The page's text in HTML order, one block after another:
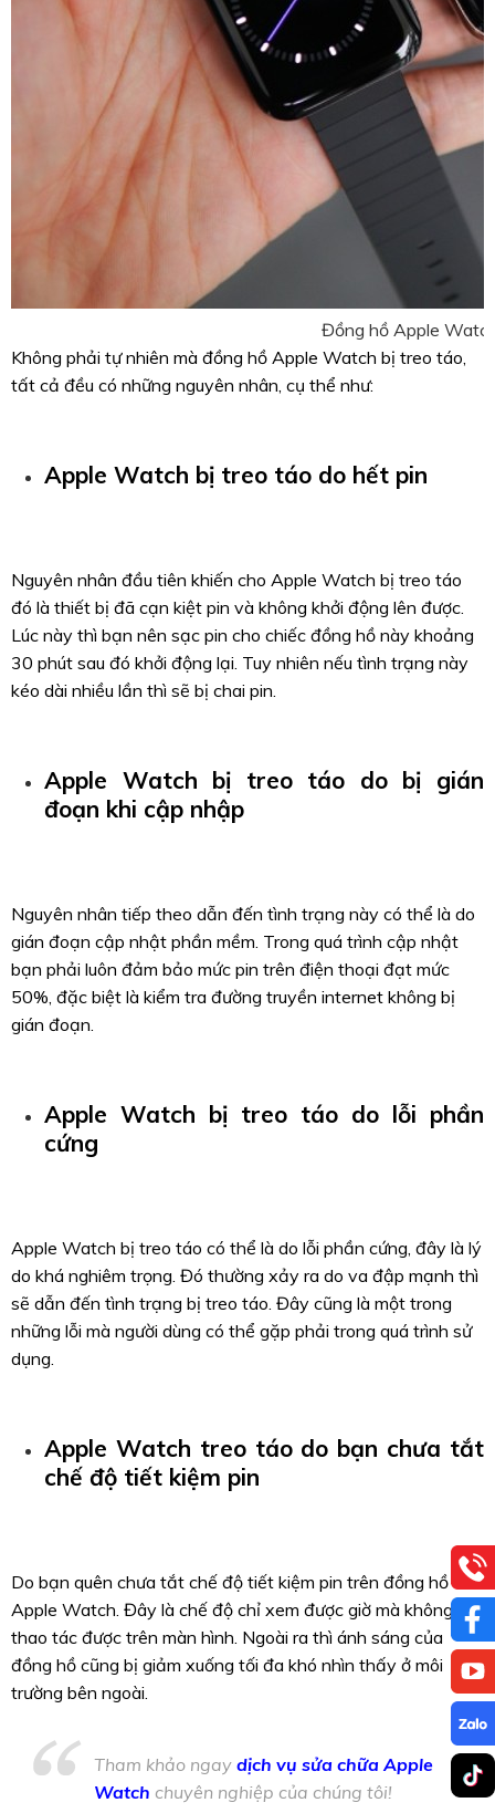
Đồng hồ Apple
Không phải tự nhiên mà đồng hồ Apple Watch bị treo táo,
tất cả đều có những nguyên nhân, cụ thể như:
Apple Watch bị treo táo do hết pin
Nguyên nhân đầu tiên khiến cho Apple Watch bị treo táo
đó là thiết bị đã cạn kiệt pin và không khởi động lên được.
Lúc này thì bạn nên sạc pin cho chiếc đồng hồ này khoảng
30 phút sau đó khởi động lại. Tuy nhiên nếu tình trạng này
kéo dài nhiều lần thì sẽ bị chai pin.
Apple Watch bị treo táo do bị gián
đoạn khi cập nhập
Nguyên nhân tiếp theo dẫn đến tình trạng này có thể là do
gián đoạn cập nhật phần mềm. Trong quá trình cập nhật
bạn phải luôn đảm bảo mức pin trên điện thoại đạt mức
50%, đặc biệt là kiểm tra đường truyền internet không bị
gián đoạn.
Apple Watch bị treo táo do lỗi phần
cứng
Apple Watch bị treo táo có thể là do lỗi phần cứng, đây là lý
do khá nghiêm trọng. Đó thường xảy ra do va đập mạnh thì
sẽ dẫn đến tình trạng bị treo táo. Đây cũng là một trong
những lỗi mà người dùng có thể gặp phải trong quá trình sử
dụng.
Apple Watch treo táo do bạn chưa tắt
chế độ tiết kiệm pin
Do bạn quên chưa tắt chế độ tiết kiệm pin trên đồng hồ
Apple Watch. Đây là chế độ chỉ xem được giờ mà không
thao tác được trên màn hình. Ngoài ra thì ánh sáng của
đồng hồ cũng bị giảm xuống tối đa khó nhìn thấy ở môi
trường bên ngoài.
Tham khảo ngay dịch vụ sửa chữa Apple
Watch chuyên nghiệp của chúng tôi!